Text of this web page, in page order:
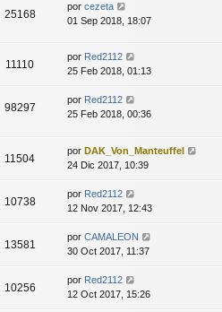
25168
por cezeta
01 Sep 2018, 18:07
11110
por Red2112
25 Feb 2018, 01:13
98297
por Red2112
25 Feb 2018, 00:36
11504
por DAK_Von_Manteuffel
24 Dic 2017, 10:39
10738
por Red2112
12 Nov 2017, 12:43
13581
por CAMALEON
30 Oct 2017, 11:37
10256
por Red2112
12 Oct 2017, 15:26